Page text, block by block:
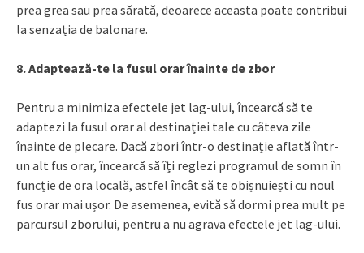
prea grea sau prea sărată, deoarece aceasta poate contribui
la senzația de balonare.
8. Adaptează-te la fusul orar înainte de zbor
Pentru a minimiza efectele jet lag-ului, încearcă să te
adaptezi la fusul orar al destinației tale cu câteva zile
înainte de plecare. Dacă zbori într-o destinație aflată într-
un alt fus orar, încearcă să îți reglezi programul de somn în
funcție de ora locală, astfel încât să te obișnuiești cu noul
fus orar mai ușor. De asemenea, evită să dormi prea mult pe
parcursul zborului, pentru a nu agrava efectele jet lag-ului.